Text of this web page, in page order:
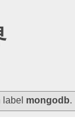
mongodb.